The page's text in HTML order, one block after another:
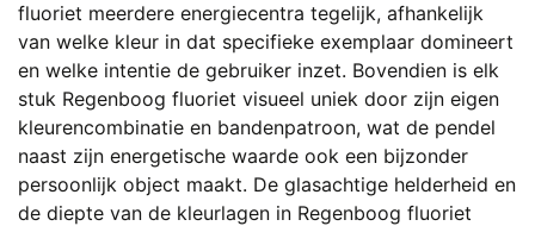
fluoriet meerdere energiecentra tegelijk, afhankelijk
van welke kleur in dat specifieke exemplaar domineert
en welke intentie de gebruiker inzet. Bovendien is elk
stuk Regenboog fluoriet visueel uniek door zijn eigen
kleurencombinatie en bandenpatroon, wat de pendel
naast zijn energetische waarde ook een bijzonder
persoonlijk object maakt. De glasachtige helderheid en
de diepte van de kleurlagen in Regenboog fluoriet